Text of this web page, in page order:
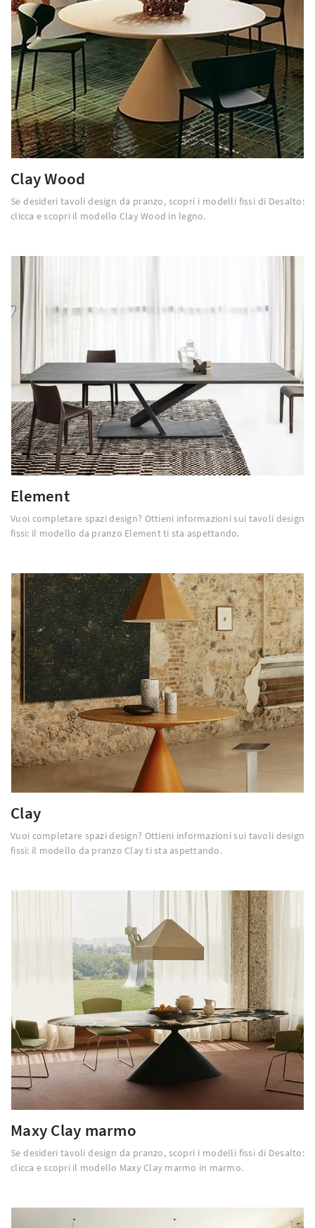
Clay Wood
Se desideri tavoli design da pranzo, scopri i modelli fissi di Desalto:
clicca e scopri il modello Clay Wood in legno.
Element
Vuoi completare spazi design? Ottieni informazioni sui tavoli design
fissi: il modello da pranzo Element ti sta aspettando.
Clay
Vuoi completare spazi design? Ottieni informazioni sui tavoli design
fissi: il modello da pranzo Clay ti sta aspettando.
Maxy Clay marmo
Se desideri tavoli design da pranzo, scopri i modelli fissi di Desalto:
clicca e scopri il modello Maxy Clay marmo in marmo.